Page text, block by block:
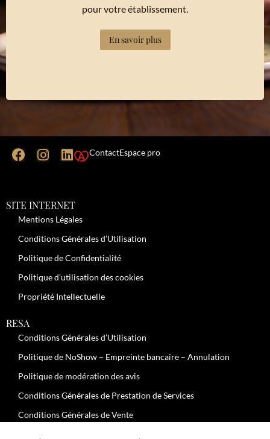
pour votre établissement.
En savoir plus
ContactEspace pro
SITE INTERNET
Mentions Légales
Conditions Générales d’Utilisation
Politique de Confidentialité
Politique d’utilisation des cookies
Propriété Intellectuelle
RESA
Conditions Générales d’Utilisation
Politique de NoShow – Empreinte bancaire – Annulation
Politique de modération des avis
Conditions Générales de Prestation de Services
Conditions Générales de Vente